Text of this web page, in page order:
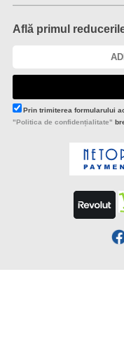
Află primul
Prin trimiterea formularului
"Politica de confidențialitate"